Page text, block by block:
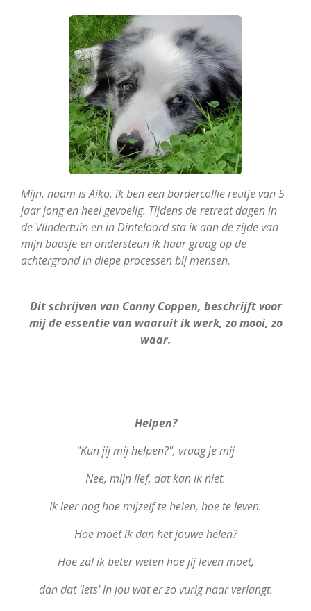
Mijn. naam is Aiko, ik ben een bordercollie reutje van 5
jaar jong en heel gevoelig. Tijdens de retreat dagen in
de Vlindertuin en in Dinteloord sta ik aan de zijde van
mijn baasje en ondersteun ik haar graag op de
achtergrond in diepe processen bij mensen.
Dit schrijven van Conny Coppen, beschrijft voor
mij de essentie van waaruit ik werk, zo mooi, zo
waar.
Helpen?
"Kun jij mij helpen?", vraag je mij
Nee, mijn lief, dat kan ik niet.
Ik leer nog hoe mijzelf te helen, hoe te leven.
Hoe moet ik dan het jouwe helen?
Hoe zal ik beter weten hoe jij leven moet,
dan dat 'iets' in jou wat er zo vurig naar verlangt.